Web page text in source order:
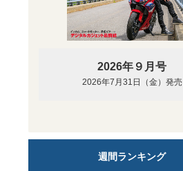
2026年９月号
2026年7月31日（金）発売
週間ランキング